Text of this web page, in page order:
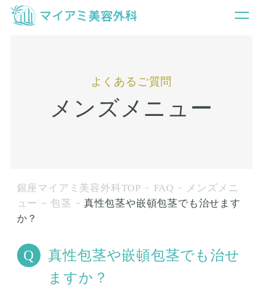
よくあるご質問
メンズメニュー
銀座マイアミ美容外科TOP FAQ
メンズメニ
ュー
包茎
真性包茎や嵌頓包茎でも治せます
か？
真性包茎や嵌頓包茎でも治せ
ますか？